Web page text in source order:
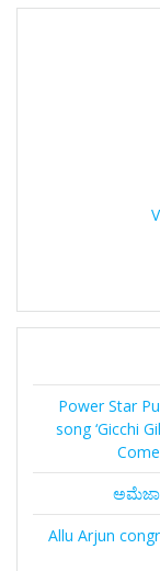
Power Star
song ‘Gicchi
Allu Arjun